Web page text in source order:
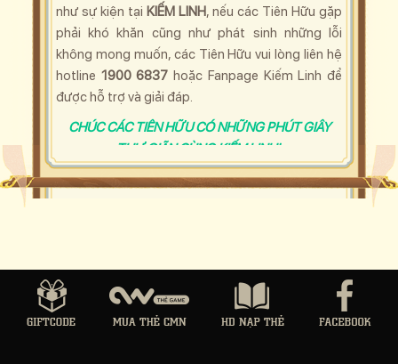
như sự kiện tại KIẾM LINH, nếu các Tiên Hữu gặp
phải khó khăn cũng như phát sinh những lỗi
không mong muốn, các Tiên Hữu vui lòng liên hệ
hotline 1900 6837 hoặc Fanpage Kiếm Linh để
được hỗ trợ và giải đáp.
CHÚC CÁC TIÊN HỮU CÓ NHỮNG PHÚT GIÂY
THƯ GIÃN CÙNG KIẾM LINH!